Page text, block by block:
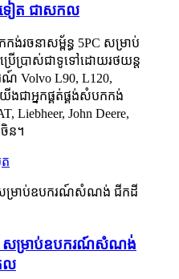
ទៀត ជាសកល
ង់រចនាសម្ព័ន្ធ 5PC សម្រាប់
រើប្រាស់ជាទូទៅដោយរថយន្ត
ណ៍ Volvo L90, L120,
ងជាអ្នកផ្គត់ផ្គង់សំបកកង់
Liebheer, John Deere,
ចិន។
សម្រាប់ឧបករណ៍សំណង់
ល